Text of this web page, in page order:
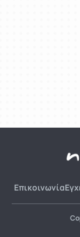
Επικοινωνία